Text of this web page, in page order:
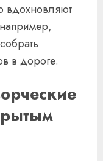
вдохновляют
в дороге.